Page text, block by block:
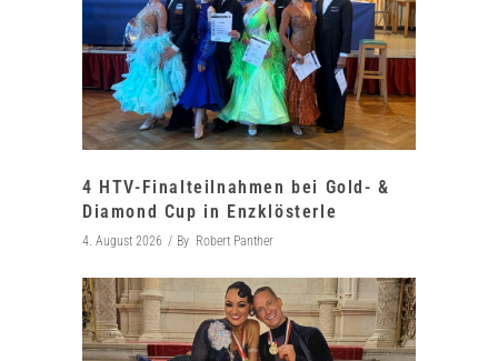
4 HTV-Finalteilnahmen bei Gold- &
Diamond Cup in Enzklösterle
4. August 2026 By Robert Panther